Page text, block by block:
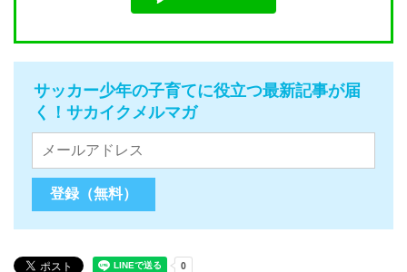
サッカー少年の子育てに役立つ最新記事が届
く！サカイクメルマガ